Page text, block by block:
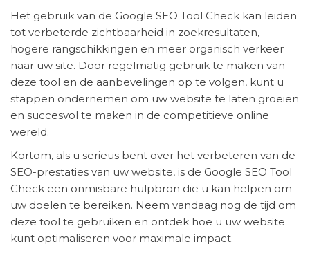
Het gebruik van de Google SEO Tool Check kan leiden
tot verbeterde zichtbaarheid in zoekresultaten,
hogere rangschikkingen en meer organisch verkeer
naar uw site. Door regelmatig gebruik te maken van
deze tool en de aanbevelingen op te volgen, kunt u
stappen ondernemen om uw website te laten groeien
en succesvol te maken in de competitieve online
wereld.
Kortom, als u serieus bent over het verbeteren van de
SEO-prestaties van uw website, is de Google SEO Tool
Check een onmisbare hulpbron die u kan helpen om
uw doelen te bereiken. Neem vandaag nog de tijd om
deze tool te gebruiken en ontdek hoe u uw website
kunt optimaliseren voor maximale impact.